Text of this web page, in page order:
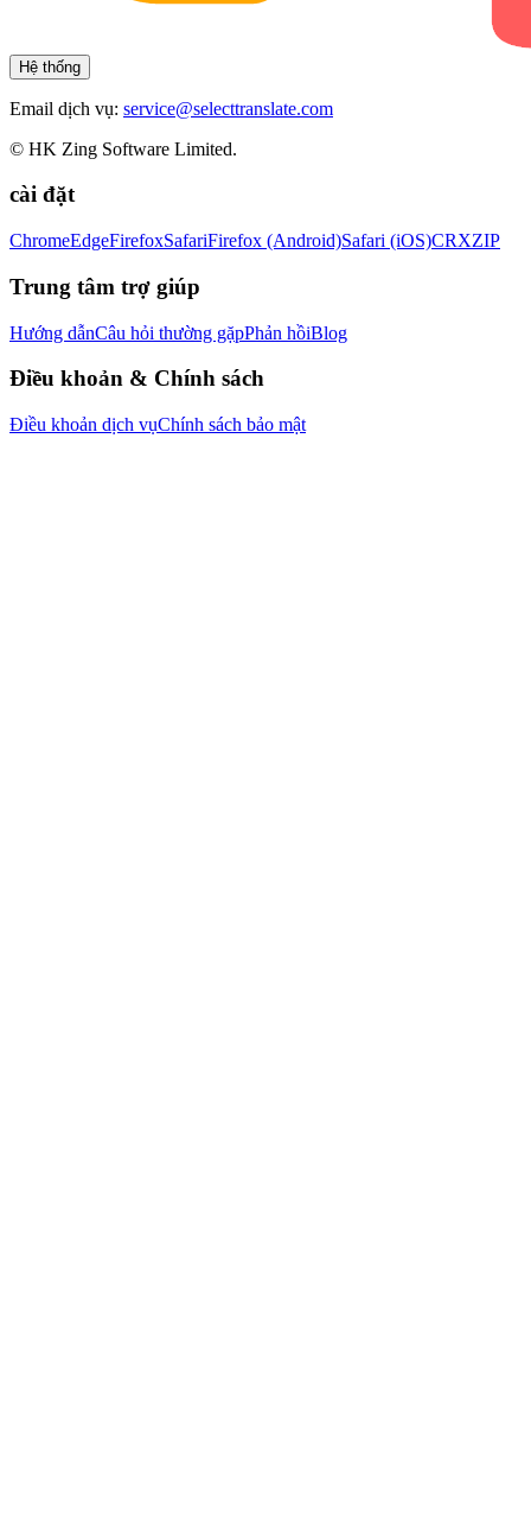
Hệ thống
Email dịch vụ: service@selecttranslate.com
© HK Zing Software Limited.
cài đặt
ChromeEdgeFirefoxSafariFirefox (Android)Safari (iOS)CRXZIP
Trung tâm trợ giúp
Hướng dẫnCâu hỏi thường gặpPhản hồiBlog
Điều khoản & Chính sách
Điều khoản dịch vụChính sách bảo mật